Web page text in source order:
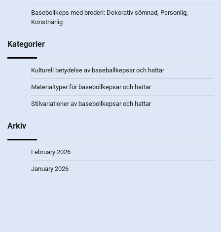
Basebollkeps med broderi: Dekorativ sömnad, Personlig,
Konstnärlig
Kategorier
Kulturell betydelse av baseballkepsar och hattar
Materialtyper för basebollkepsar och hattar
Stilvariationer av basebollkepsar och hattar
Arkiv
February 2026
January 2026